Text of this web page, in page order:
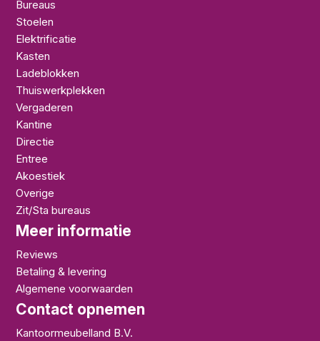
Bureaus
Stoelen
Elektrificatie
Kasten
Ladeblokken
Thuiswerkplekken
Vergaderen
Kantine
Directie
Entree
Akoestiek
Overige
Zit/Sta bureaus
Meer informatie
Reviews
Betaling & levering
Algemene voorwaarden
Contact opnemen
Kantoormeubelland B.V.